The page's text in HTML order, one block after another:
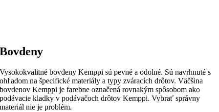
Bovdeny
Vysokokvalitné bovdeny Kemppi sú pevné a odolné. Sú navrhnuté s
ohľadom na špecifické materiály a typy zváracích drôtov. Väčšina
bovdenov Kemppi je farebne označená rovnakým spôsobom ako
podávacie kladky v podávačoch drôtov Kemppi. Vybrať správny
materiál nie je problém.